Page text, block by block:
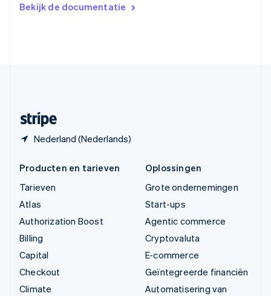
Bekijk de documentatie
Nederland (Nederlands)
English
Producten en tarieven
Tarieven
Atlas
Authorization Boost
Billing
Capital
Checkout
Climate
Oplossingen
Grote ondernemingen
Start-ups
Agentic commerce
Cryptovaluta
E-commerce
Geïntegreerde financiën
Automatisering van